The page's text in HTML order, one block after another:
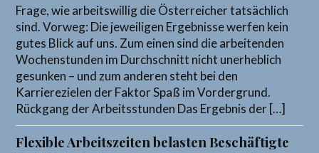
Frage, wie arbeitswillig die Österreicher tatsächlich
sind. Vorweg: Die jeweiligen Ergebnisse werfen kein
gutes Blick auf uns. Zum einen sind die arbeitenden
Wochenstunden im Durchschnitt nicht unerheblich
gesunken – und zum anderen steht bei den
Karrierezielen der Faktor Spaß im Vordergrund.
Rückgang der Arbeitsstunden Das Ergebnis der […]
Flexible Arbeitszeiten belasten Beschäftigte